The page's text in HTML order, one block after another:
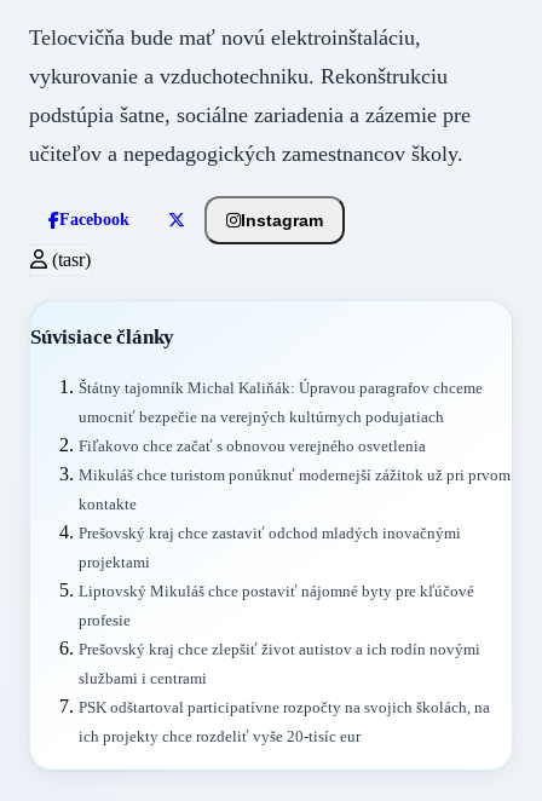
Telocvičňa bude mať novú elektroinštaláciu,
vykurovanie a vzduchotechniku. Rekonštrukciu
podstúpia šatne, sociálne zariadenia a zázemie pre
učiteľov a nepedagogických zamestnancov školy.
Facebook Instagram
(tasr)
Súvisiace články
Štátny tajomník Michal Kaliňák: Úpravou paragrafov chceme
umocniť bezpečie na verejných kultúrnych podujatiach
Fiľakovo chce začať s obnovou verejného osvetlenia
Mikuláš chce turistom ponúknuť modernejší zážitok už pri prvom
kontakte
Prešovský kraj chce zastaviť odchod mladých inovačnými
projektami
Liptovský Mikuláš chce postaviť nájomné byty pre kľúčové
profesie
Prešovský kraj chce zlepšiť život autistov a ich rodín novými
službami i centrami
PSK odštartoval participatívne rozpočty na svojich školách, na
ich projekty chce rozdeliť vyše 20-tisíc eur